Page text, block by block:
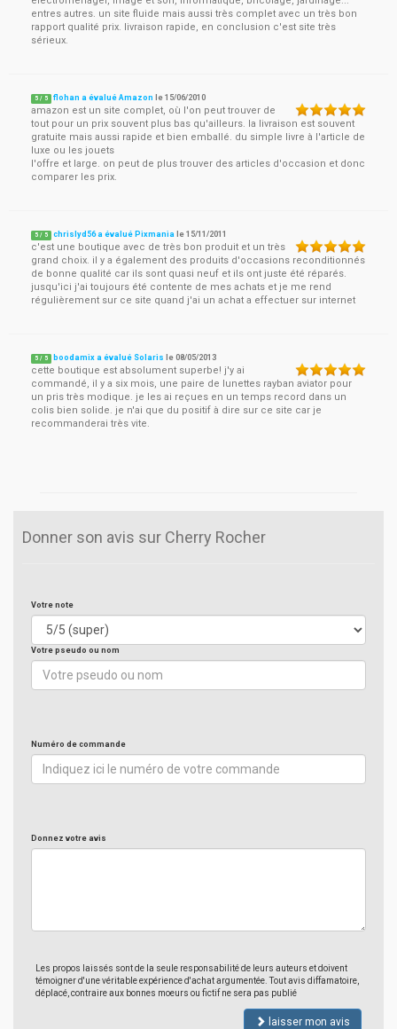
entres autres. un site fluide mais aussi très complet avec un très bon
rapport qualité prix. livraison rapide, en conclusion c'est site très
sérieux.
5 / 5 flohan a évalué Amazon le15/06/2010
amazon est un site complet, où l'on peut trouver de
tout pour un prix souvent plus bas qu'ailleurs. la livraison est souvent
gratuite mais aussi rapide et bien emballé. du simple livre à l'article de
luxe ou les jouets
l'offre et large. on peut de plus trouver des articles d'occasion et donc
comparer les prix.
5 / 5 chrislyd56 a évalué Pixmania le15/11/2011
c'est une boutique avec de très bon produit et un très
grand choix. il y a également des produits d'occasions reconditionnés
de bonne qualité car ils sont quasi neuf et ils ont juste été réparés.
jusqu'ici j'ai toujours été contente de mes achats et je me rend
régulièrement sur ce site quand j'ai un achat a effectuer sur internet
5 / 5 boodamix a évalué Solaris le08/05/2013
cette boutique est absolument superbe! j'y ai
commandé, il y a six mois, une paire de lunettes rayban aviator pour
un pris très modique. je les ai reçues en un temps record dans un
colis bien solide. je n'ai que du positif à dire sur ce site car je
recommanderai très vite.
Donner son avis sur Cherry Rocher
Votre note
Votre pseudo ou nom
Numéro de commande
Donnez votre avis
Les propos laissés sont de la seule responsabilité de leurs auteurs et doivent
témoigner d'une véritable expérience d'achat argumentée. Tout avis diffamatoire,
déplacé, contraire aux bonnes moeurs ou fictif ne sera pas publié
laisser mon avis